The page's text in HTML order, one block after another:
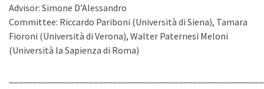
Advisor: Simone D’Alessandro
Committee: Riccardo Pariboni (Università di Siena), Tamara
Fioroni (Università di Verona), Walter Paternesi Meloni
(Università la Sapienza di Roma)